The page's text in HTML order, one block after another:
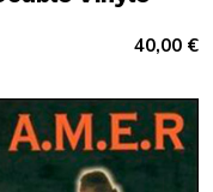
40,00 €